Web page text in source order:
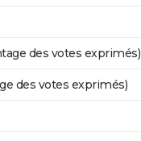
des votes exprimés)
des votes exprimés)